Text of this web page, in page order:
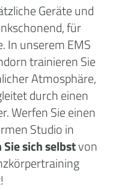
Geräte und
für
In unserem EMS
trainieren Sie
Atmosphäre,
durch einen
Werfen Sie einen
Studio in
sich selbstvon